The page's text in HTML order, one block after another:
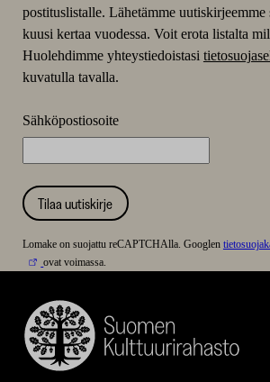
postituslistalle. Lähetämme
kuusi kertaa vuodessa. Voit erota listalta
Huolehdimme yhteystiedoistasi
kuvatulla tavalla.
Sähköpostiosoite
Tilaa uutiskirje
Lomake on suojattu reCAPTCHAlla. Googlen
ovat voimassa.
Suomen
Kulttuurirahasto